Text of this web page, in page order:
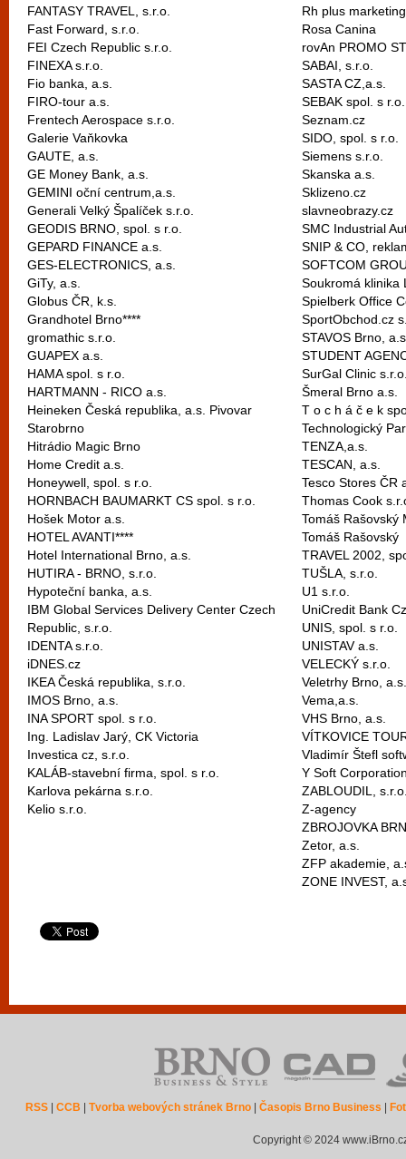
FANTASY TRAVEL, s.r.o.
Fast Forward, s.r.o.
FEI Czech Republic s.r.o.
FINEXA s.r.o.
Fio banka, a.s.
FIRO-tour a.s.
Frentech Aerospace s.r.o.
Galerie Vaňkovka
GAUTE, a.s.
GE Money Bank, a.s.
GEMINI oční centrum,a.s.
Generali Velký Špalíček s.r.o.
GEODIS BRNO, spol. s r.o.
GEPARD FINANCE a.s.
GES-ELECTRONICS, a.s.
GiTy, a.s.
Globus ČR, k.s.
Grandhotel Brno****
gromathic s.r.o.
GUAPEX a.s.
HAMA spol. s r.o.
HARTMANN - RICO a.s.
Heineken Česká republika, a.s. Pivovar
Starobrno
Hitrádio Magic Brno
Home Credit a.s.
Honeywell, spol. s r.o.
HORNBACH BAUMARKT CS spol. s r.o.
Hošek Motor a.s.
HOTEL AVANTI****
Hotel International Brno, a.s.
HUTIRA - BRNO, s.r.o.
Hypoteční banka, a.s.
IBM Global Services Delivery Center Czech
Republic, s.r.o.
IDENTA s.r.o.
iDNES.cz
IKEA Česká republika, s.r.o.
IMOS Brno, a.s.
INA SPORT spol. s r.o.
Ing. Ladislav Jarý, CK Victoria
Investica cz, s.r.o.
KALÁB-stavební firma, spol. s r.o.
Karlova pekárna s.r.o.
Kelio s.r.o.
Rh plus
Rosa Canina
rovAn PROMO
SABAI, s.r.o.
SASTA CZ,a.s.
SEBAK spol. s r.o.
Seznam.cz
SIDO, spol. s r.o.
Siemens s.r.o.
Skanska a.s.
Sklizeno.cz
slavneobrazy.cz
SMC Industrial
SNIP & CO,
SOFTCOM
Soukromá klinika
Spielberk Office
SportObchod.cz
STAVOS Brno,
STUDENT
SurGal Clinic
Šmeral Brno a.s.
T o c h á č e k
Technologický
TENZA,a.s.
TESCAN, a.s.
Tesco Stores ČR
Thomas Cook
Tomáš Rašovský
Tomáš Rašovský
TRAVEL 2002,
TUŠLA, s.r.o.
U1 s.r.o.
UniCredit Bank
UNIS, spol. s r.o.
UNISTAV a.s.
VELECKÝ s.r.o.
Veletrhy Brno, a.s.
Vema,a.s.
VHS Brno, a.s.
VÍTKOVICE
Vladimír Štefl
Y Soft
ZABLOUDIL,
Z-agency
ZBROJOVKA
Zetor, a.s.
ZFP akademie,
ZONE INVEST,
RSS| CCB Tvorba webových stránek Brno| Časopis Brno Business
Copyright © 2024